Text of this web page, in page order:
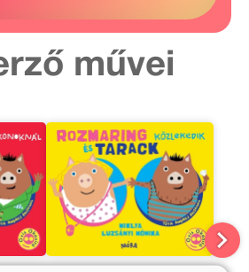
művei